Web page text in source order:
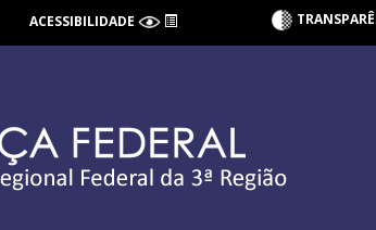
ACESSIBILIDADE